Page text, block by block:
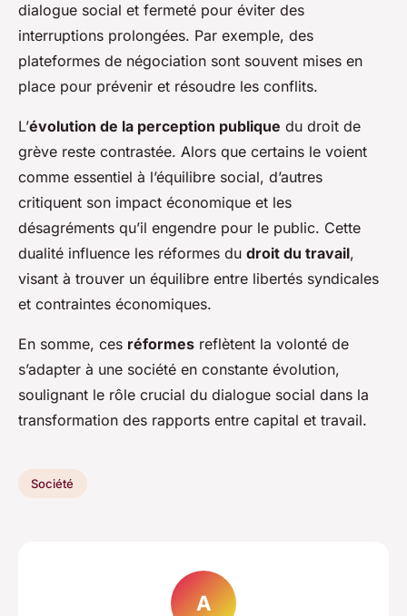
dialogue social et fermeté pour éviter des
interruptions prolongées. Par exemple, des
plateformes de négociation sont souvent mises en
place pour prévenir et résoudre les conflits.
L’évolution de la perception publique du droit de
grève reste contrastée. Alors que certains le voient
comme essentiel à l’équilibre social, d’autres
critiquent son impact économique et les
désagréments qu’il engendre pour le public. Cette
dualité influence les réformes du droit du travail,
visant à trouver un équilibre entre libertés syndicales
et contraintes économiques.
En somme, ces réformes reflètent la volonté de
s’adapter à une société en constante évolution,
soulignant le rôle crucial du dialogue social dans la
transformation des rapports entre capital et travail.
Société
A